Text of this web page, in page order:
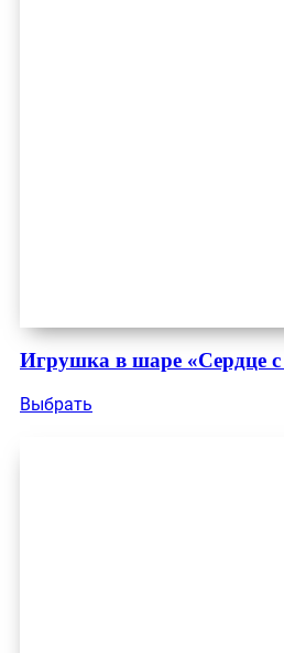
Игрушка в шаре «Сердце
Выбрать